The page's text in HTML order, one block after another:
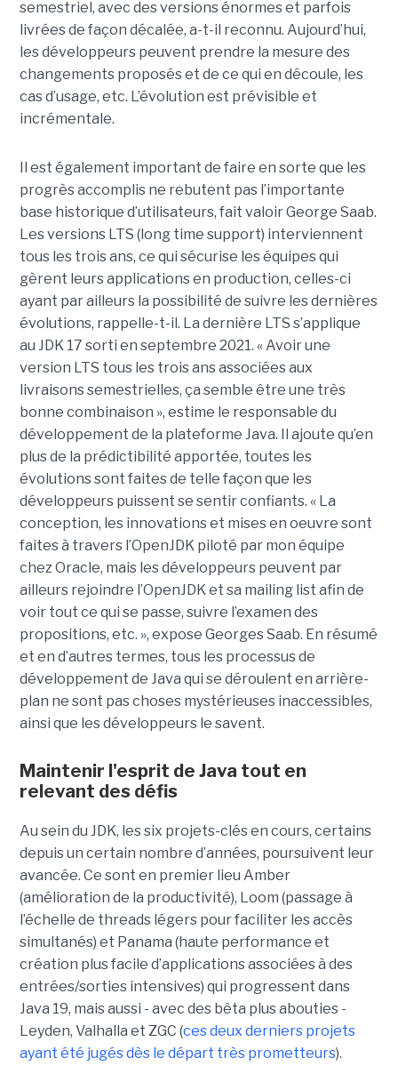
semestriel, avec des versions énormes et parfois
livrées de façon décalée, a-t-il reconnu. Aujourd’hui,
les développeurs peuvent prendre la mesure des
changements proposés et de ce qui en découle, les
cas d’usage, etc. L’évolution est prévisible et
incrémentale.
Il est également important de faire en sorte que les
progrès accomplis ne rebutent pas l’importante
base historique d’utilisateurs, fait valoir George Saab.
Les versions LTS (long time support) interviennent
tous les trois ans, ce qui sécurise les équipes qui
gèrent leurs applications en production, celles-ci
ayant par ailleurs la possibilité de suivre les dernières
évolutions, rappelle-t-il. La dernière LTS s’applique
au JDK 17 sorti en septembre 2021. « Avoir une
version LTS tous les trois ans associées aux
livraisons semestrielles, ça semble être une très
bonne combinaison », estime le responsable du
développement de la plateforme Java. Il ajoute qu’en
plus de la prédictibilité apportée, toutes les
évolutions sont faites de telle façon que les
développeurs puissent se sentir confiants. « La
conception, les innovations et mises en oeuvre sont
faites à travers l’OpenJDK piloté par mon équipe
chez Oracle, mais les développeurs peuvent par
ailleurs rejoindre l’OpenJDK et sa mailing list afin de
voir tout ce qui se passe, suivre l’examen des
propositions, etc. », expose Georges Saab. En résumé
et en d’autres termes, tous les processus de
développement de Java qui se déroulent en arrière-
plan ne sont pas choses mystérieuses inaccessibles,
ainsi que les développeurs le savent.
Maintenir l'esprit de Java tout en
relevant des défis
Au sein du JDK, les six projets-clés en cours, certains
depuis un certain nombre d’années, poursuivent leur
avancée. Ce sont en premier lieu Amber
(amélioration de la productivité), Loom (passage à
l’échelle de threads légers pour faciliter les accès
simultanés) et Panama (haute performance et
création plus facile d’applications associées à des
entrées/sorties intensives) qui progressent dans
Java 19, mais aussi - avec des bêta plus abouties -
Leyden, Valhalla et ZGC (ces deux derniers projets
ayant été jugés dès le départ très prometteurs).